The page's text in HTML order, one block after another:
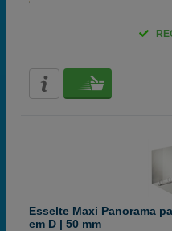
Esselte Maxi Panorama
em D | 50 mm